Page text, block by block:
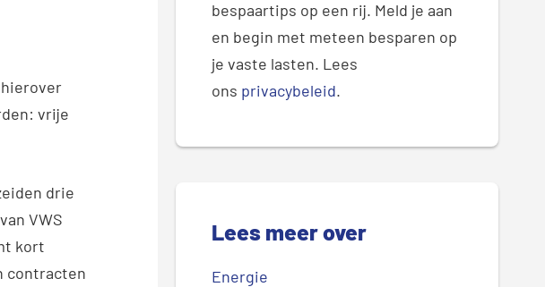
vrije
drie
VWS
kort
contracten
bespaartips op een rij. Meld je aan
en begin met meteen besparen op
je vaste lasten. Lees
ons privacybeleid.
Lees meer over
Energie